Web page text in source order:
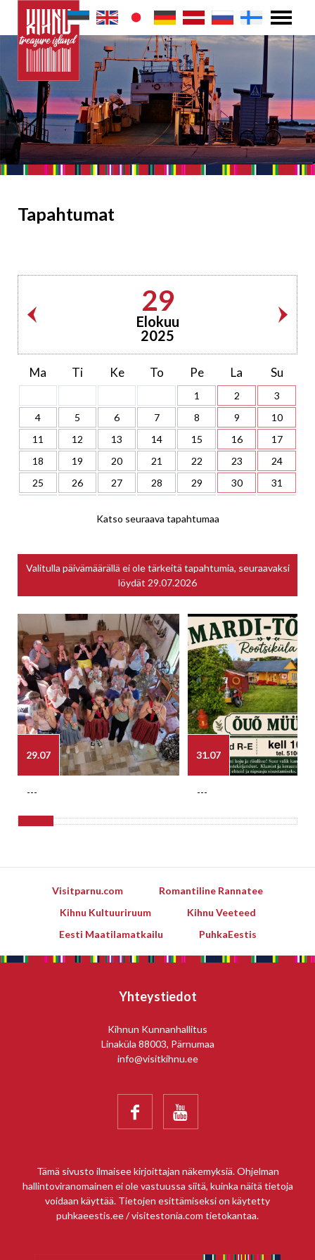
Tapahtumat
29
Elokuu
2025
Ma Ti Ke To Pe La Su
1 2
3
4
5 6 7 8 9
10
11
12 13 14 15 16
17
18
19 20 21 22 23
24
25
26 27 28 29 30 31
Katso seuraava tapahtumaa
Valitulla päivämäärällä ei ole tärkeitä tapahtumia, seuraavaksi
löydät 29.07.2026
29.07
---
31.07
---
Visitparnu.com
Romantiline Rannatee
Kihnu Kultuuriruum
Kihnu Veeteed
Eesti Maatilamatkailu
PuhkaEestis
Yhteystiedot
Kihnun Kunnanhallitus
Linaküla 88003, Pärnumaa
info@visitkihnu.ee
 
Tämä sivusto ilmaisee kirjoittajan näkemyksiä. Ohjelman
hallintoviranomainen ei ole vastuussa siitä, kuinka näitä tietoja
voidaan käyttää. Tietojen esittämiseksi on käytetty
puhkaeestis.ee / visitestonia.com tietokantaa.